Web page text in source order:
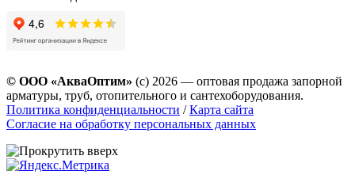
© ООО «АкваОптим» (с) 2026 — оптовая продажа запорной
арматуры, труб, отопительного и сантехоборудования.
Политика конфиденциальности /Карта сайта
Согласие на обработку персональных данных